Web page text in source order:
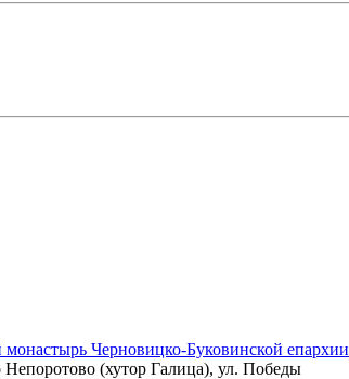
Черновицко-Буковинской епархии
Непоротово (хутор Галица), ул. Победы